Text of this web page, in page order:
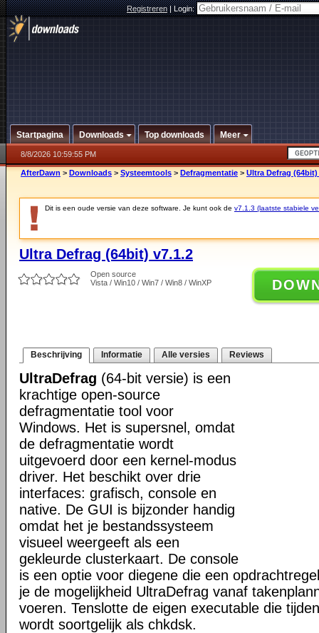
Registreren|Login:
Startpagina Downloads Top downloads Meer
8/8/2026 10:59:55 PM
AfterDawn > Downloads > Systeemtools > Defragmentatie > Ultra Defrag (64bit)
Dit is een oude versie van deze software. Je kunt ook de v7.1.3 (laatste stabiele
Ultra Defrag (64bit) v7.1.2
Open source
Vista / Win10 / Win7 / Win8 / WinXP
Beschrijving Informatie Alle versies Reviews
UltraDefrag (64-bit versie) is een
krachtige open-source
defragmentatie tool voor
Windows. Het is supersnel, omdat
de defragmentatie wordt
uitgevoerd door een kernel-modus
driver. Het beschikt over drie
interfaces: grafisch, console en
native. De GUI is bijzonder handig
omdat het je bestandssysteem
visueel weergeeft als een
gekleurde clusterkaart. De console
is een optie voor diegene die een
je de mogelijkheid UltraDefrag vanaf
voeren. Tenslotte de eigen executable die
wordt soortgelijk als chkdsk.